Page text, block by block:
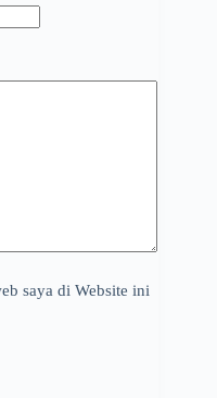
saya di Website ini